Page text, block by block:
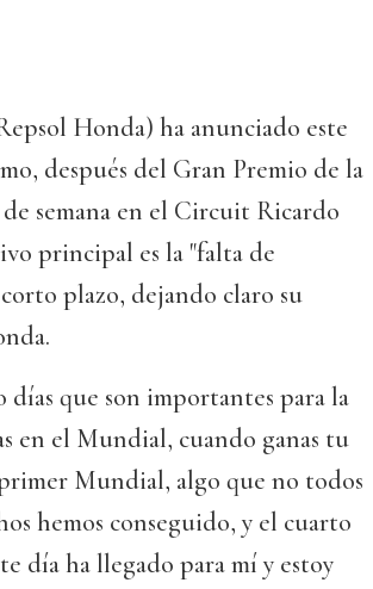
Honda) ha anunciado este
después del Gran Premio de la
semana en el Circuit Ricardo
principal es la "falta de
plazo, dejando claro su
que son importantes para la
en el Mundial, cuando ganas tu
Mundial, algo que no todos
hemos conseguido, y el cuarto
día ha llegado para mí y estoy